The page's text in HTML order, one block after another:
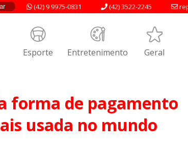
(42) 3522-2245
(42) 9 9975-0831
Esporte Entretenimento Geral
forma de pagamento
usada no mundo